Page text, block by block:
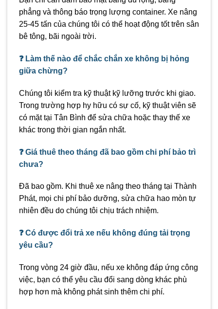
phẳng và thông báo trọng lượng container. Xe nâng
25-45 tấn của chúng tôi có thể hoạt động tốt trên sân
bê tông, bãi ngoài trời.
❓ Làm thế nào để chắc chắn xe không bị hỏng
giữa chừng?
Chúng tôi kiểm tra kỹ thuật kỹ lưỡng trước khi giao.
Trong trường hợp hy hữu có sự cố, kỹ thuật viên sẽ
có mặt tại Tân Bình để sửa chữa hoặc thay thế xe
khác trong thời gian ngắn nhất.
❓ Giá thuê theo tháng đã bao gồm chi phí bảo trì
chưa?
Đã bao gồm. Khi thuê xe nâng theo tháng tại Thành
Phát, mọi chi phí bảo dưỡng, sửa chữa hao mòn tự
nhiên đều do chúng tôi chịu trách nhiệm.
❓ Có được đổi trả xe nếu không đúng tải trọng
yêu cầu?
Trong vòng 24 giờ đầu, nếu xe không đáp ứng công
việc, bạn có thể yêu cầu đổi sang dòng khác phù
hợp hơn mà không phát sinh thêm chi phí.